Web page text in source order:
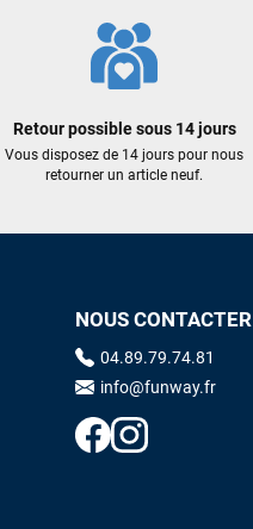
Retour possible sous 14 jours
Vous disposez de 14 jours pour nous
retourner un article neuf.
NOUS CONTACTER
04.89.79.74.81
info@funway.fr